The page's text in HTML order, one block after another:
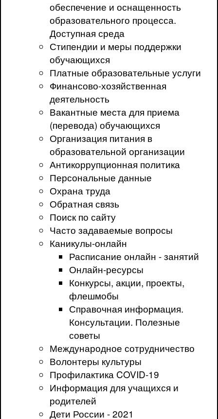
обеспечение и оснащенность
образовательного процесса.
Доступная среда
Стипендии и меры поддержки
обучающихся
Платные образовательные услуги
Финансово-хозяйственная
деятельность
Вакантные места для приема
(перевода) обучающихся
Организация питания в
образовательной организации
Антикоррупционная политика
Персональные данные
Охрана труда
Обратная связь
Поиск по сайту
Часто задаваемые вопросы
Каникулы-онлайн
Расписание онлайн - занятий
Онлайн-ресурсы
Конкурсы, акции, проекты,
флешмобы
Справочная информация.
Консультации. Полезные
советы
Международное сотрудничество
Волонтеры культуры
Профилактика COVID-19
Информация для учащихся и
родителей
Дети России - 2021